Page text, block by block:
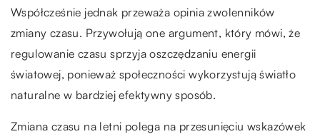
Współcześnie jednak przeważa opinia zwolenników
zmiany czasu. Przywołują one argument, który mówi, że
regulowanie czasu sprzyja oszczędzaniu energii
światowej, ponieważ społeczności wykorzystują światło
naturalne w bardziej efektywny sposób.
Zmiana czasu na letni polega na przesunięciu wskazówek